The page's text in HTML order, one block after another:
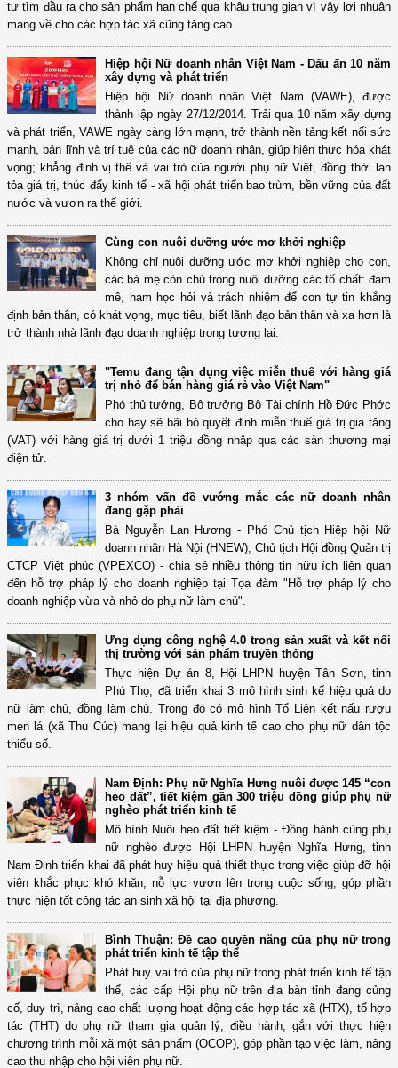
tự tìm đầu ra cho sản phẩm hạn chế qua khâu trung gian vì vậy lợi nhuận
mang về cho các hợp tác xã cũng tăng cao.
Hiệp hội Nữ doanh nhân Việt Nam - Dấu ấn 10 năm
xây dựng và phát triển
Hiệp hội Nữ doanh nhân Việt Nam (VAWE), được
thành lập ngày 27/12/2014. Trải qua 10 năm xây dựng
và phát triển, VAWE ngày càng lớn mạnh, trở thành nền tảng kết nối sức
mạnh, bản lĩnh và trí tuệ của các nữ doanh nhân, giúp hiện thực hóa khát
vọng; khẳng định vị thế và vai trò của người phụ nữ Việt, đồng thời lan
tỏa giá trị, thúc đẩy kinh tế - xã hội phát triển bao trùm, bền vững của đất
nước và vươn ra thế giới.
Cùng con nuôi dưỡng ước mơ khởi nghiệp
Không chỉ nuôi dưỡng ước mơ khởi nghiệp cho con,
các bà mẹ còn chú trọng nuôi dưỡng các tố chất: đam
mê, ham học hỏi và trách nhiệm để con tự tin khẳng
định bản thân, có khát vọng, mục tiêu, biết lãnh đạo bản thân và xa hơn là
trở thành nhà lãnh đạo doanh nghiệp trong tương lai.
"Temu đang tận dụng việc miễn thuế với hàng giá
trị nhỏ để bán hàng giá rẻ vào Việt Nam"
Phó thủ tướng, Bộ trưởng Bộ Tài chính Hồ Đức Phớc
cho hay sẽ bãi bỏ quyết định miễn thuế giá trị gia tăng
(VAT) với hàng giá trị dưới 1 triệu đồng nhập qua các sàn thương mại
điện tử.
3 nhóm vấn đề vướng mắc các nữ doanh nhân
đang gặp phải
Bà Nguyễn Lan Hương - Phó Chủ tịch Hiệp hội Nữ
doanh nhân Hà Nội (HNEW), Chủ tịch Hội đồng Quản trị
CTCP Việt phúc (VPEXCO) - chia sẻ nhiều thông tin hữu ích liên quan
đến hỗ trợ pháp lý cho doanh nghiệp tại Tọa đàm "Hỗ trợ pháp lý cho
doanh nghiệp vừa và nhỏ do phụ nữ làm chủ".
Ứng dụng công nghệ 4.0 trong sản xuất và kết nối
thị trường với sản phẩm truyền thống
Thực hiện Dự án 8, Hội LHPN huyện Tân Sơn, tỉnh
Phú Thọ, đã triển khai 3 mô hình sinh kế hiệu quả do
nữ làm chủ, đồng làm chủ. Trong đó có mô hình Tổ Liên kết nấu rượu
men lá (xã Thu Cúc) mang lại hiệu quả kinh tế cao cho phụ nữ dân tộc
thiểu số.
Nam Định: Phụ nữ Nghĩa Hưng nuôi được 145 “con
heo đất”, tiết kiệm gần 300 triệu đồng giúp phụ nữ
nghèo phát triển kinh tế
Mô hình Nuôi heo đất tiết kiệm - Đồng hành cùng phụ
nữ nghèo được Hội LHPN huyện Nghĩa Hưng, tỉnh
Nam Định triển khai đã phát huy hiệu quả thiết thực trong việc giúp đỡ hội
viên khắc phục khó khăn, nỗ lực vươn lên trong cuộc sống, góp phần
thực hiện tốt công tác an sinh xã hội tại địa phương.
Bình Thuận: Đề cao quyền năng của phụ nữ trong
phát triển kinh tế tập thể
Phát huy vai trò của phụ nữ trong phát triển kinh tế tập
thể, các cấp Hội phụ nữ trên địa bàn tỉnh đang củng
cố, duy trì, nâng cao chất lượng hoạt động các hợp tác xã (HTX), tổ hợp
tác (THT) do phụ nữ tham gia quản lý, điều hành, gắn với thực hiện
chương trình mỗi xã một sản phẩm (OCOP), góp phần tạo việc làm, nâng
cao thu nhập cho hội viên phụ nữ.